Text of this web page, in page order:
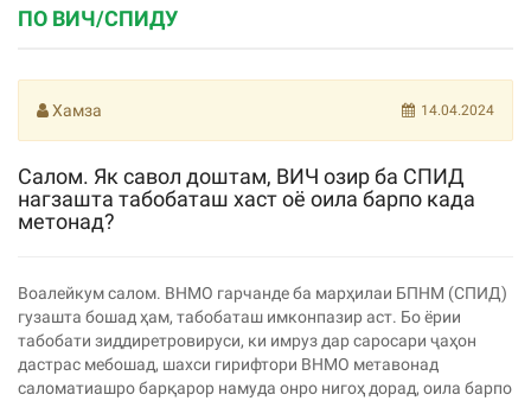
ПО ВИЧ/СПИДУ
Хамза 14.04.2024
Салом. Як савол доштам, ВИЧ озир ба СПИД
нагзашта табобаташ хаст оё оила барпо када
метонад?
Воалейкум салом. ВНМО гарчанде ба марҳилаи БПНМ (СПИД)
гузашта бошад ҳам, табобаташ имконпазир аст. Бо ёрии
табобати зиддиретровируси, ки имруз дар саросари ҷаҳон
дастрас мебошад, шахси гирифтори ВНМО метавонад
саломатиашро барқарор намуда онро нигоҳ дорад, оила барпо